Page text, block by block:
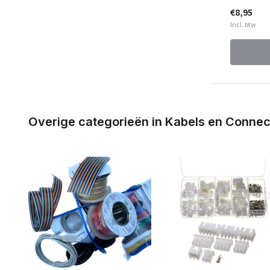
€8,95
Incl. btw
Overige categorieën in Kabels en